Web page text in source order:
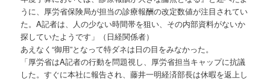
うに、厚労省保険局が担当の診療報酬の改定数値が注目されてい
た。A記者は、人の少ない時間帯を狙い、その内部資料がないか
探していたようです」（日経関係者）
あえなく“御用”となって特ダネは日の目をみなかった。
「厚労省はA記者の行動を問題視し、厚労省担当キャップに抗議
した。すぐに本社に報告され、藤井一明経済部長は休暇を返上し